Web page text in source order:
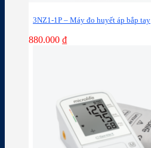
3NZ1-1P – Máy đo huyết áp bắp tay
880.000 ₫